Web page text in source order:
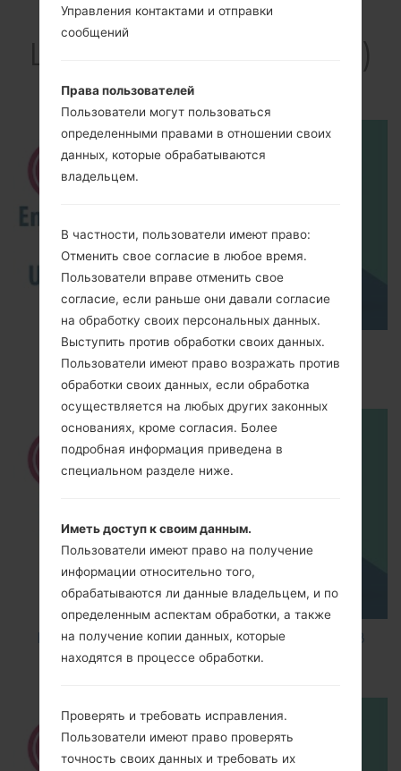
Видео
LGD400H(LGD400H)
akaLG L90
How to Enable Developer Options & USB
Debugging on LG ?
How to Factory Reset through code on LG K8
M200E?
Управления контактами и отправки
сообщений
Права пользователей
Пользователи могут пользоваться
определенными правами в отношении своих
данных, которые обрабатываются
владельцем.
В частности, пользователи имеют право:
Отменить свое согласие в любое время.
Пользователи вправе отменить свое
согласие, если раньше они давали согласие
на обработку своих персональных данных.
Выступить против обработки своих данных.
Пользователи имеют право возражать против
обработки своих данных, если обработка
осуществляется на любых других законных
основаниях, кроме согласия. Более
подробная информация приведена в
специальном разделе ниже.
Иметь доступ к своим данным.
Пользователи имеют право на получение
информации относительно того,
обрабатываются ли данные владельцем, и по
определенным аспектам обработки, а также
на получение копии данных, которые
находятся в процессе обработки.
Проверять и требовать исправления.
Пользователи имеют право проверять
точность своих данных и требовать их